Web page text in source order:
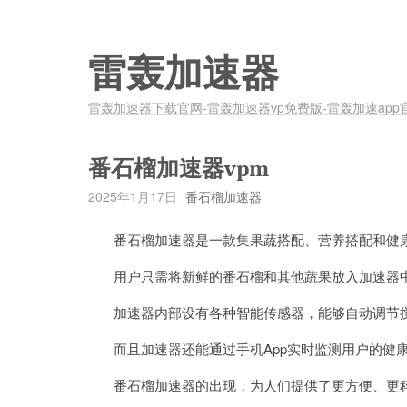
雷轰加速器
雷轰加速器下载官网-雷轰加速器vp免费版-雷轰加速app
番石榴加速器vpm
2025年1月17日 番石榴加速器
番石榴加速器是一款集果蔬搭配、营养搭配和健
用户只需将新鲜的番石榴和其他蔬果放入加速器
加速器内部设有各种智能传感器，能够自动调节
而且加速器还能通过手机App实时监测用户的健
番石榴加速器的出现，为人们提供了更方便、更